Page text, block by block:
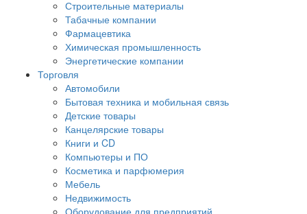
Строительные материалы
Табачные компании
Фармацевтика
Химическая промышленность
Энергетические компании
Торговля
Автомобили
Бытовая техника и мобильная связь
Детские товары
Канцелярские товары
Книги и CD
Компьютеры и ПО
Косметика и парфюмерия
Мебель
Недвижимость
Оборудование для предприятий